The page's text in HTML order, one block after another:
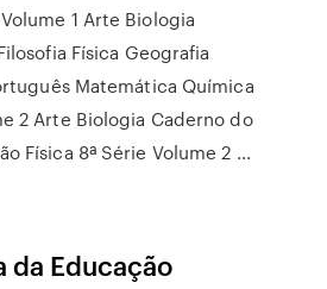
1 Arte Biologia
Física Geografia
Matemática Química
2 Arte Biologia Caderno do
Física 8ª Série Volume 2 ...
da Educação